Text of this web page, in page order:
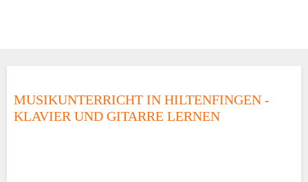
MUSIKUNTERRICHT IN HILTENFINGEN -
KLAVIER UND GITARRE LERNEN